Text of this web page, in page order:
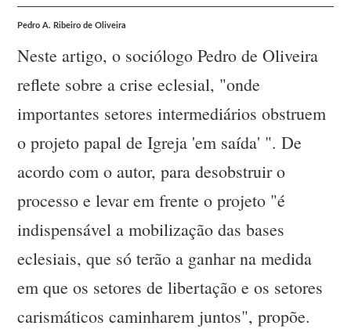
Pedro A. Ribeiro de Oliveira
Neste artigo, o sociólogo Pedro de Oliveira
reflete sobre a crise eclesial, "onde
importantes setores intermediários obstruem
o projeto papal de Igreja 'em saída' ". De
acordo com o autor, para desobstruir o
processo e levar em frente o projeto "é
indispensável a mobilização das bases
eclesiais, que só terão a ganhar na medida
em que os setores de libertação e os setores
carismáticos caminharem juntos", propõe.